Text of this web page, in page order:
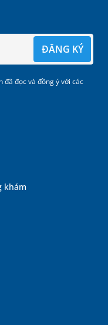
khám
ĐĂNG KÝ
đã đọc và đồng ý với các